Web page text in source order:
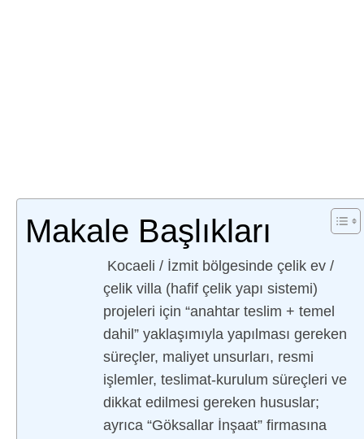
Makale Başlıkları
Kocaeli / İzmit bölgesinde çelik ev /
çelik villa (hafif çelik yapı sistemi)
projeleri için “anahtar teslim + temel
dahil” yaklaşımıyla yapılması gereken
süreçler, maliyet unsurları, resmi
işlemler, teslimat-kurulum süreçleri ve
dikkat edilmesi gereken hususlar;
ayrıca “Göksallar İnşaat” firmasına